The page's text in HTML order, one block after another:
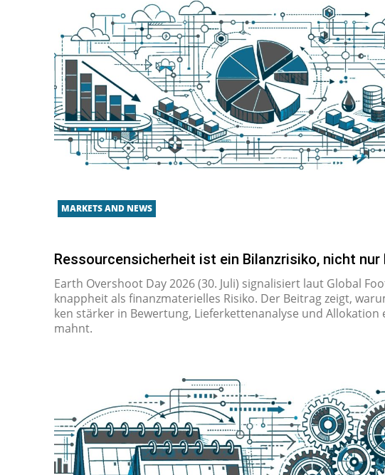
MARKETS AND NEWS
Ressourcensicherheit ist ein Bilanzrisiko, nicht nur
Earth Overs­hoot Day 2026 (30. Ju­li) si­gna­li­siert laut Glo­bal
knapp­heit als fi­nanz­ma­te­ri­el­les Ri­si­ko. Der Bei­trag zeigt,
ken stär­ker in Be­wer­tung, Lie­fer­ket­te­n­ana­ly­se und Al­lo­ka­ti­on
mahnt.